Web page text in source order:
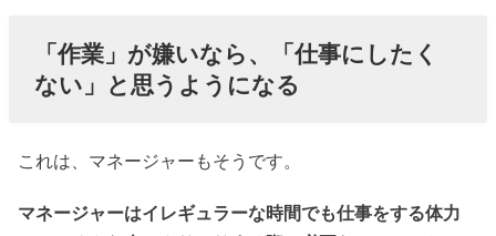
「作業」が嫌いなら、「仕事にしたく
ない」と思うようになる
これは、マネージャーもそうです。
マネージャーはイレギュラーな時間でも仕事をする体力